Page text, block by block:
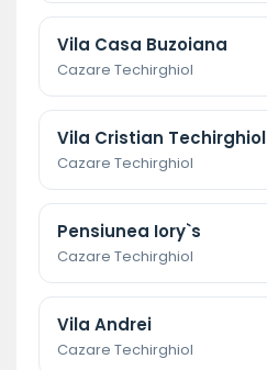
Vila Casa Buzoiana
Cazare Techirghiol
Vila Cristian Techirghiol
Cazare Techirghiol
Pensiunea Iory`s
Cazare Techirghiol
Vila Andrei
Cazare Techirghiol